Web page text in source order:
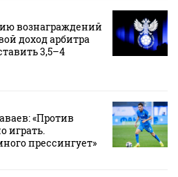
вознаграждений
доход арбитра
3,5–4
«Против
играть.
прессингует»